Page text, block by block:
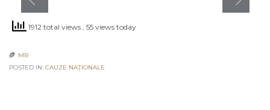
1912 total views , 55 views today
 MR
POSTED IN: CAUZE NAŢIONALE